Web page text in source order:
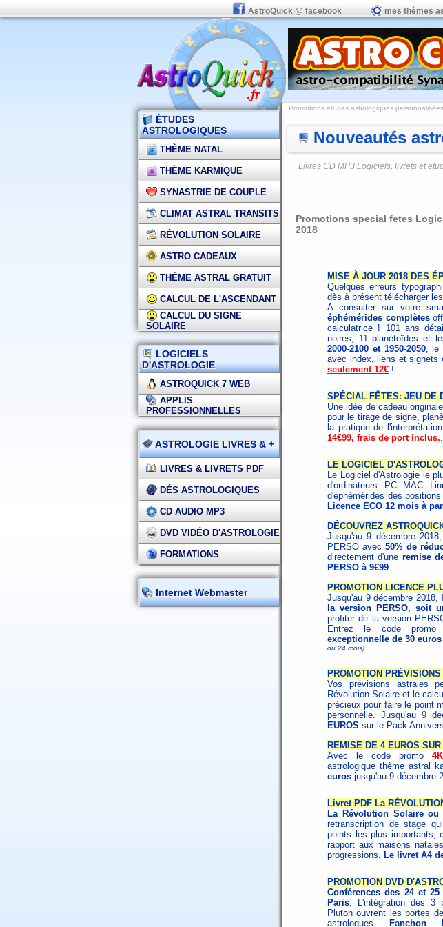
AstroQuick @ facebook mes thèmes
ÉTUDES
ASTROLOGIQUES
THÈME NATAL
THÈME KARMIQUE
SYNASTRIE DE COUPLE
CLIMAT ASTRAL TRANSITS
RÉVOLUTION SOLAIRE
ASTRO CADEAUX
THÈME ASTRAL GRATUIT
CALCUL DE L'ASCENDANT
CALCUL DU SIGNE
SOLAIRE
LOGICIELS
D'ASTROLOGIE
ASTROQUICK 7 WEB
APPLIS
PROFESSIONNELLES
ASTROLOGIE LIVRES & +
LIVRES & LIVRETS PDF
DÉS ASTROLOGIQUES
CD AUDIO MP3
DVD VIDÉO D'ASTROLOGIE
FORMATIONS
Internet Webmaster
Promotions études astrologiques
Nouveautés
Livres CD MP3 Logiciels, livrets et
Promotions special fetes
2018
MISE À JOUR 2018 DES
Quelques erreurs
dès à présent télécharger
A consulter sur votre
éphémérides complètes
calculatrice ! 101 ans
noires, 11 planétoïdes et
2000-2100 et 1950-2050, le
avec index, liens et signets
seulement 12€ !
SPÉCIAL FÊTES: JEU DE
Une idée de cadeau
pour le tirage de signe,
la pratique de
14€99, frais de port inclus..
LE LOGICIEL
Le Logiciel d'Astrologie le
d'ordinateurs PC MAC
d'éphémérides des
Licence ECO 12 mois à
DÉCOUVREZ
Jusqu'au 9 décembre
PERSO avec 50% de
directement d'une remise
PERSO à 9€99
PROMOTION LICENCE
Jusqu'au 9 décembre 2018,
la version PERSO, soit
profiter de la version
Entrez le code promo
exceptionnelle de 30 euros
ou 24 mois)
PROMOTION
Vos prévisions astrales
Révolution Solaire et le
précieux pour faire le point
personnelle. Jusqu'au 9
EUROS sur le Pack
REMISE DE 4 EUROS
Avec le code promo
astrologique thème astral
euros jusqu'au 9 décembre
Livret PDF La
La Révolution Solaire
retranscription de stage
points les plus importants,
rapport aux maisons
progressions. Le livret A4
PROMOTION DVD
Conférences des 24 et
Paris. L'intégration des 3
Pluton ouvrent les portes
astrologues
Fanchon